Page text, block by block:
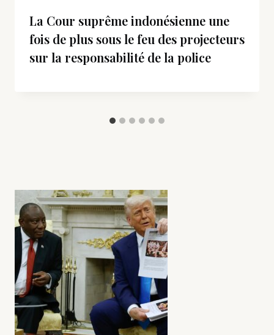
La Cour suprême indonésienne une
fois de plus sous le feu des projecteurs
sur la responsabilité de la police